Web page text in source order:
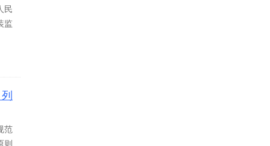
民
监
范
则